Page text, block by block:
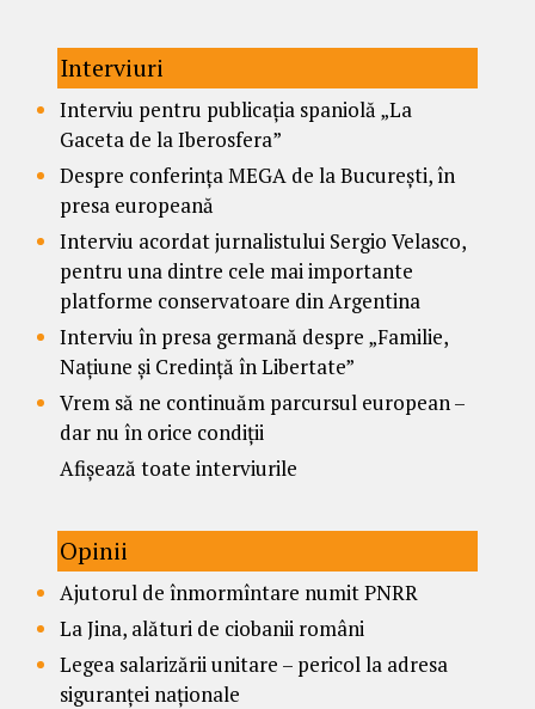
Interviuri
Interviu pentru publicația spaniolă „La
Gaceta de la Iberosfera”
Despre conferința MEGA de la București, în
presa europeană
Interviu acordat jurnalistului Sergio Velasco,
pentru una dintre cele mai importante
platforme conservatoare din Argentina
Interviu în presa germană despre „Familie,
Națiune și Credință în Libertate”
Vrem să ne continuăm parcursul european –
dar nu în orice condiții
Afișează toate interviurile
Opinii
Ajutorul de înmormîntare numit PNRR
La Jina, alături de ciobanii români
Legea salarizării unitare – pericol la adresa
siguranței naționale